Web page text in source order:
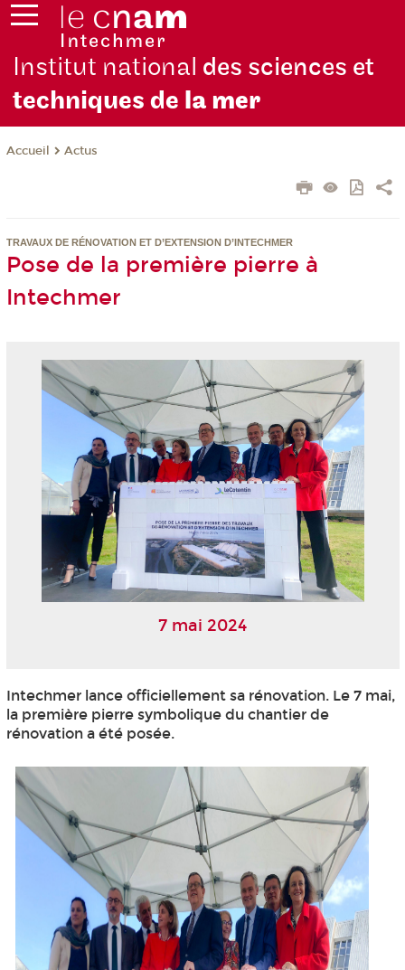
Institut national des sciences et
techniques de la mer
Accueil Actus
TRAVAUX DE RÉNOVATION ET D’EXTENSION D’INTECHMER
Pose de la première pierre à
Intechmer
7 mai 2024
Intechmer lance officiellement sa rénovation. Le 7 mai,
la première pierre symbolique du chantier de
rénovation a été posée.